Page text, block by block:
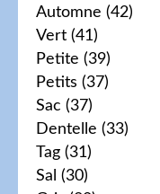
Automne (42)
Vert (41)
Petite (39)
Petits (37)
Sac (37)
Dentelle (33)
Tag (31)
Sal (30)